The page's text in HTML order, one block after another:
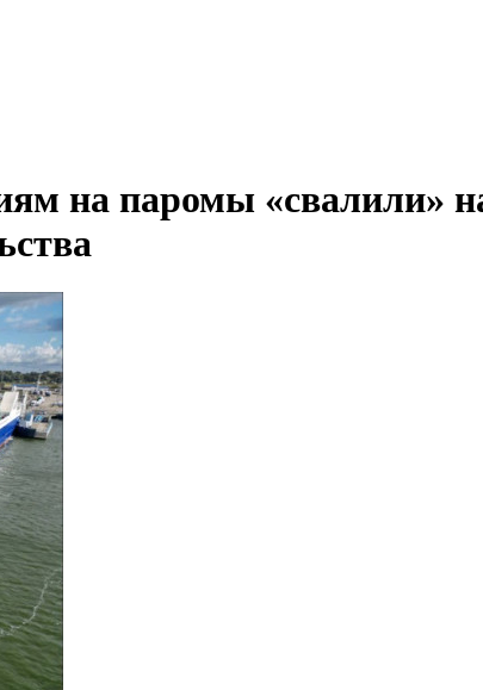
на паромы «свалили»